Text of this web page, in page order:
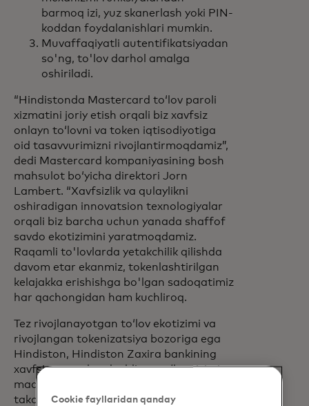
barmoq izi, yuz skanerlash yoki PIN-
koddan foydalanishlari mumkin.
Muvaffaqiyatli autentifikatsiyadan
so'ng, to'lov darhol amalga
oshiriladi.
“Hindistonda Mastercard toʻlov paroli
xizmatini joriy etish orqali biz xavfsiz
onlayn toʻlovni va token iqtisodiyotiga
oid tasavvurimizni rivojlantirmoqdamiz”,
dedi Mastercard kompaniyasining bosh
mahsulot boʻyicha direktori Jorn
Lambert. “Xavfsizlik va qulaylikni
oshiradigan innovatsion texnologiyalar
orqali biz barcha uchun yanada shaffof
savdo ekotizimini yaratmoqdamiz.
Raqamli to'lovlarda yetakchilik qilishda
davom etar ekanmiz, tokenlashtirilgan
kelajakka erishishga bo'lgan sadoqatimiz
har qachongidan ham kuchliroq.
Tez rivojlanayotgan toʻlov ekotizimi va
rivojlangan tokenizatsiya bozoriga ega
Hindiston, Hindiston Zaxira bankining
xavfsizroq va bardoshliroq toʻlov tizimi
maqsadiga muvofiq toʻlov kalitlari va
takomillashtirilgan biometrik
Cookie fayllaridan qanday